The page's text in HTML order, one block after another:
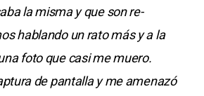
la misma y que son re-
hablando un rato más y a la
foto que casi me muero.
de pantalla y me amenazó